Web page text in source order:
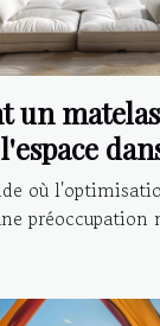
un
où
préoccupation